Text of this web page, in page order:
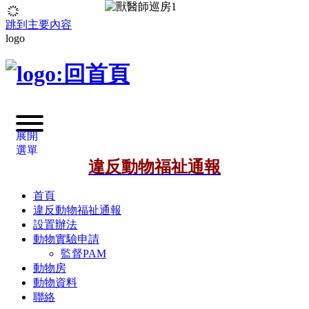
跳到主要內容
logo
展開
選單
違反動物福祉通報
首頁
違反動物福祉通報
設置辦法
動物實驗申請
監督PAM
動物房
動物資料
聯絡